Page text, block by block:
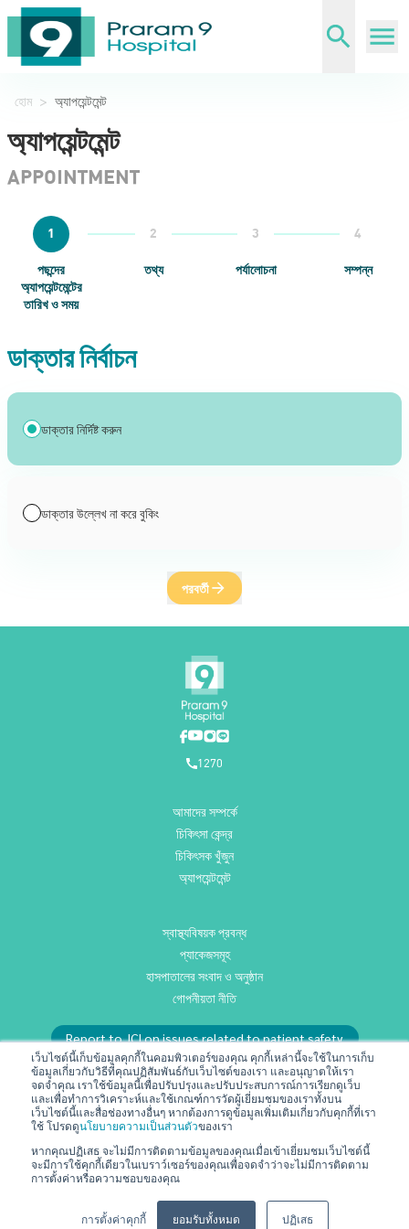
เว็บไซต์นี้เก็บข้อมูลคุกกี้ในคอมพิวเตอร์ของคุณ คุกกี้เหล่านี้จะใช้ในการเก็บ
ข้อมูลเกี่ยวกับวิธีที่คุณปฏิสัมพันธ์กับเว็บไซต์ของเรา และอนุญาตให้เรา
จดจำคุณ เราใช้ข้อมูลนี้เพื่อปรับปรุงและปรับประสบการณ์การเรียกดูเว็บ
และเพื่อทำการวิเคราะห์และใช้เกณฑ์การวัดผู้เยี่ยมชมของเราทั้งบน
เว็บไซต์นี้และสื่อช่องทางอื่นๆ หากต้องการดูข้อมูลเพิ่มเติมเกี่ยวกับคุกกี้ที่เรา
ใช้ โปรดดูนโยบายความเป็นส่วนตัวของเรา
หากคุณปฏิเสธ จะไม่มีการติดตามข้อมูลของคุณเมื่อเข้าเยี่ยมชมเว็บไซต์นี้
จะมีการใช้คุกกี้เดียวในเบราว์เซอร์ของคุณเพื่อจดจำว่าจะไม่มีการติดตาม
การตั้งค่าหรือความชอบของคุณ
การตั้งค่าคุกกี้ ยอมรับทั้งหมด ปฏิเสธ
হোম > অ্যাপয়েন্টমেন্ট
অ্যাপয়েন্টমেন্ট
APPOINTMENT
1 2 3 4
পছন্দের
অ্যাপয়েন্টমেন্টের
তারিখ ও সময়
তথ্য পর্যালোচনা সম্পন্ন
ডাক্তার নির্বাচন
ডাক্তার নির্দিষ্ট করুন
ডাক্তার উল্লেখ না করে বুকিং
পরবর্তী
1270
আমাদের সম্পর্কে
চিকিৎসা কেন্দ্র
চিকিৎসক খুঁজুন
অ্যাপয়েন্টমেন্ট
স্বাস্থ্যবিষয়ক প্রবন্ধ
প্যাকেজসমূহ
হাসপাতালের সংবাদ ও অনুষ্ঠান
গোপনীয়তা নীতি
Report to JCI on issues related to patient safety.
or email us atRMD@praram9.com
আমাদের সঙ্গে যোগ দিন
যোগাযোগ করুন
শর্তাবলি ও নীতিমালা
Copyright © 2024 All Rights Reserved | Praram 9 Hospital